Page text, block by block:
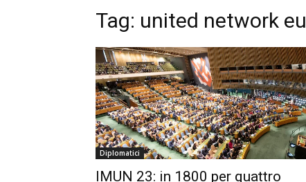
Tag: united network
Diplomatici
IMUN 23: in 1800 per quattro